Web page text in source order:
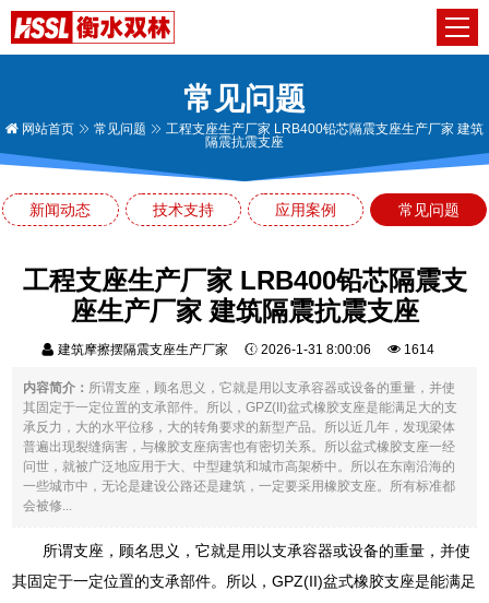
常见问题
网站首页 常见问题
工程支座生产厂家 LRB400铅芯隔震支座生产厂家 建筑
隔震抗震支座
新闻动态 技术支持 应用案例 常见问题
工程支座生产厂家 LRB400铅芯隔震支
座生产厂家 建筑隔震抗震支座
建筑摩擦摆隔震支座生产厂家 2026-1-31 8:00:06 1614
内容简介： 所谓支座，顾名思义，它就是用以支承容器或设备的重量，并使
其固定于一定位置的支承部件。所以，GPZ(II)盆式橡胶支座是能满足大的支
承反力，大的水平位移，大的转角要求的新型产品。所以近几年，发现梁体
普遍出现裂缝病害，与橡胶支座病害也有密切关系。所以盆式橡胶支座一经
问世，就被广泛地应用于大、中型建筑和城市高架桥中。所以在东南沿海的
一些城市中，无论是建设公路还是建筑，一定要采用橡胶支座。所有标准都
会被修...
所谓支座，顾名思义，它就是用以支承容器或设备的重量，并使
其固定于一定位置的支承部件。所以，GPZ(II)盆式橡胶支座是能满足